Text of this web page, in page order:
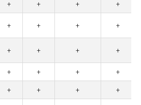
+ + +
+
+ + + +
+ + + +
+ + +
+
+ + +
+